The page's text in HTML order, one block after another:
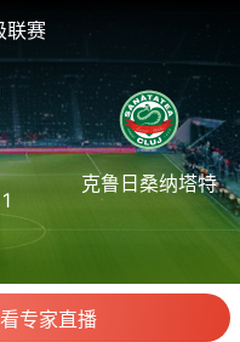
联赛
克鲁日桑纳塔特
专家直播